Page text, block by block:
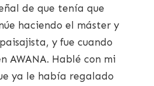
de que tenía que
haciendo el máster y
y fue cuando
AWANA. Hablé con mi
ya le había regalado